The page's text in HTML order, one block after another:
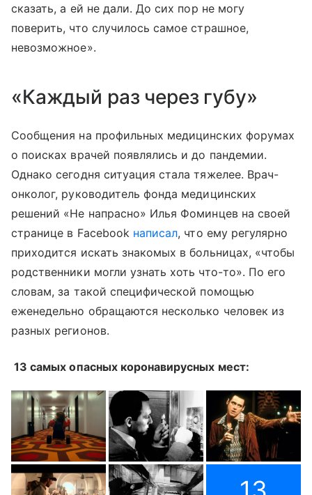
сказать, а ей не дали. До сих пор не могу
поверить, что случилось самое страшное,
невозможное».
«Каждый раз через губу»
Сообщения на профильных медицинских форумах
о поисках врачей появлялись и до пандемии.
Однако сегодня ситуация стала тяжелее. Врач-
онколог, руководитель фонда медицинских
решений «Не напрасно» Илья Фоминцев на своей
странице в Facebook написал, что ему регулярно
приходится искать знакомых в больницах, «чтобы
родственники могли узнать хоть что-то». По его
словам, за такой специфической помощью
еженедельно обращаются несколько человек из
разных регионов.
13 самых опасных коронавирусных мест: